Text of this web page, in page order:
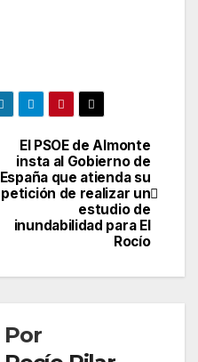
El PSOE de Almonte
insta al Gobierno de
España que atienda su
petición de realizar un
estudio de
inundabilidad para El
Rocío
Por